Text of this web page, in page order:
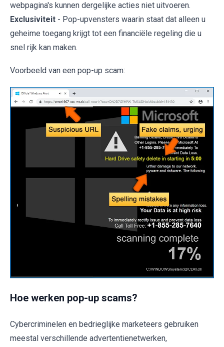
webpagina's kunnen dergelijke acties niet uitvoeren.
Exclusiviteit - Pop-upvensters waarin staat dat alleen u
geheime toegang krijgt tot een financiële regeling die u
snel rijk kan maken.
Voorbeeld van een pop-up scam:
Hoe werken pop-up scams?
Cybercriminelen en bedrieglijke marketeers gebruiken
meestal verschillende advertentienetwerken,